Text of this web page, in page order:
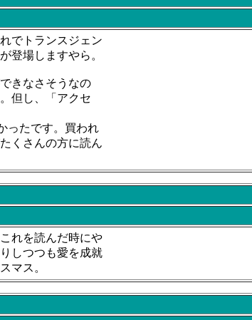
でトランスジェン
登場しますやら。
きなさそうなの
但し、「アクセ
ったです。買われ
くさんの方に読ん
れを読んだ時にや
しつつも愛を成就
マス。